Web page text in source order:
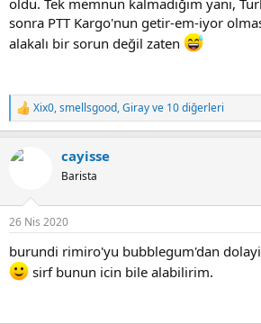
sonra PTT Kargo'nun getir-em-iyor
alakalı bir sorun değil zaten
T
e
k
:
Xix0,smellsgood,Girayve 10 diğerleri
cayisse
Barista
26 Nis 2020
burundi rimiro'yu bubblegum'dan
sirf bunun icin bile alabilirim.